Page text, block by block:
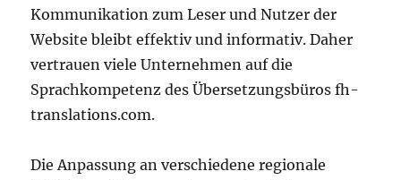
Kommunikation zum Leser und Nutzer der
Website bleibt effektiv und informativ. Daher
vertrauen viele Unternehmen auf die
Sprachkompetenz des Übersetzungsbüros fh-
translations.com.
Die Anpassung an verschiedene regionale